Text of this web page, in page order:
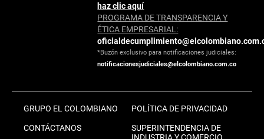
haz clic aquí
PROGRAMA DE TRANSPARENCIA Y
ÉTICA EMPRESARIAL:
*Buzón exclusivo para notificaciones judiciales:
notificacionesjudiciales@elcolombiano.com.co
GRUPO EL COLOMBIANO
CONTÁCTANOS
POLÍTICA DE PRIVACIDAD
SUPERINTENDENCIA DE
INDUSTRIA Y COMERCIO